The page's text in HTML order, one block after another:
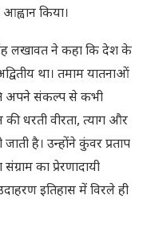
किया।
लखावत ने कहा कि देश के
था। तमाम यातनाओं
अपने संकल्प से कभी
की धरती वीरता, त्याग और
है। उन्होंने कुंवर प्रताप
का प्रेरणादायी
इतिहास में विरले ही